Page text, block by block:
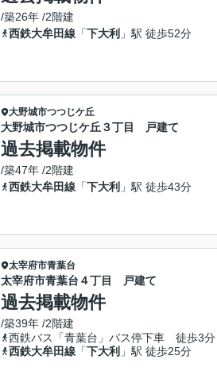
/築26年 /2階建
西鉄大牟田線 「下大利 」駅 徒歩52分
大野城市つつじケ丘
大野城市つつじケ丘３丁目 戸建て
過去掲載物件
/築47年 /2階建
西鉄大牟田線 「下大利 」駅 徒歩43分
太宰府市青葉台
太宰府市青葉台４丁目 戸建て
過去掲載物件
/築39年 /2階建
西鉄バス「青葉台」バス停下車 徒歩3分
西鉄大牟田線 「下大利 」駅 徒歩25分